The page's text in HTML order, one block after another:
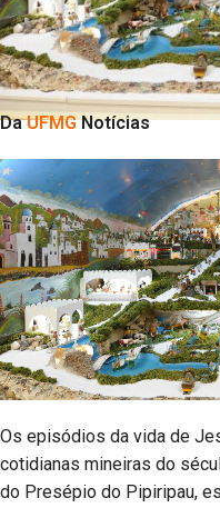
DaUFMGNotícias
Os episódios da vida de
cotidianas mineiras do
do Presépio do Pipiripau,